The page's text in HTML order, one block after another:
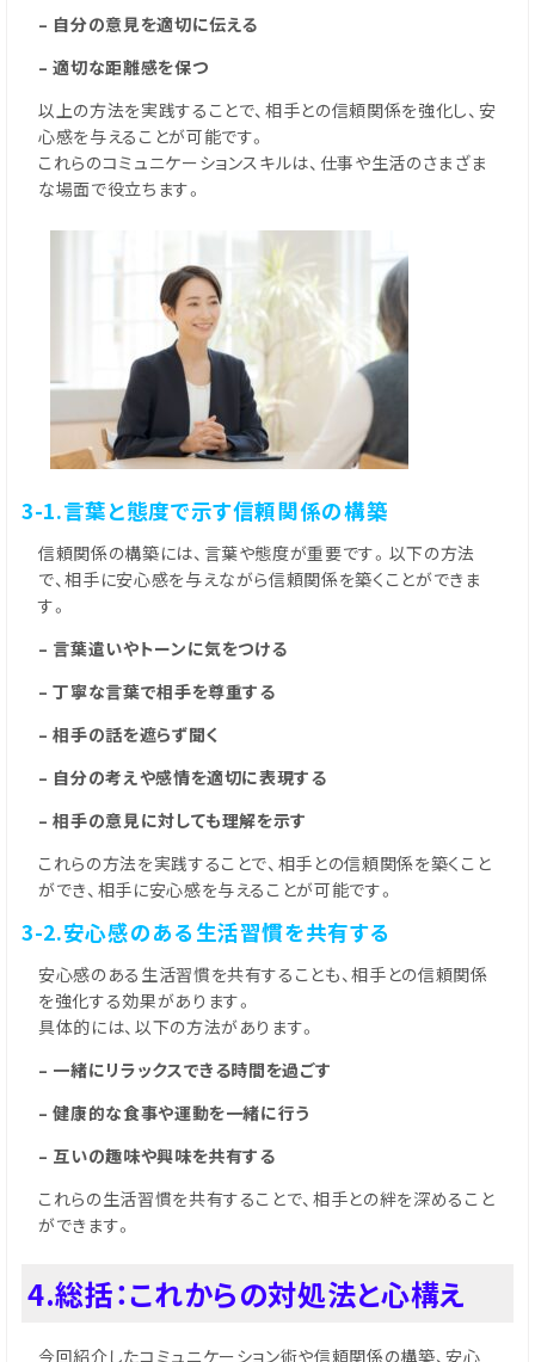
– 自分の意見を適切に伝える
– 適切な距離感を保つ
以上の方法を実践することで、相手との信頼関係を強化し、安
心感を与えることが可能です。
これらのコミュニケーションスキルは、仕事や生活のさまざま
な場面で役立ちます。
3-1.言葉と態度で示す信頼関係の構築
信頼関係の構築には、言葉や態度が重要です。以下の方法
で、相手に安心感を与えながら信頼関係を築くことができま
す。
– 言葉遣いやトーンに気をつける
– 丁寧な言葉で相手を尊重する
– 相手の話を遮らず聞く
– 自分の考えや感情を適切に表現する
– 相手の意見に対しても理解を示す
これらの方法を実践することで、相手との信頼関係を築くこと
ができ、相手に安心感を与えることが可能です。
3-2.安心感のある生活習慣を共有する
安心感のある生活習慣を共有することも、相手との信頼関係
を強化する効果があります。
具体的には、以下の方法があります。
– 一緒にリラックスできる時間を過ごす
– 健康的な食事や運動を一緒に行う
– 互いの趣味や興味を共有する
これらの生活習慣を共有することで、相手との絆を深めること
ができます。
4.総括：これからの対処法と心構え
今回紹介したコミュニケーション術や信頼関係の構築、安心